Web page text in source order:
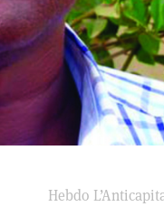
Hebdo